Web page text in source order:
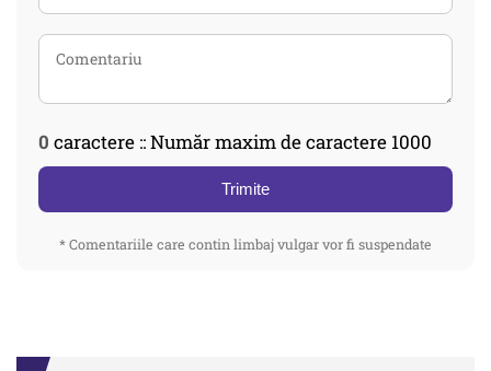
0 caractere :: Număr maxim de caractere 1000
Trimite
* Comentariile care contin limbaj vulgar vor fi suspendate